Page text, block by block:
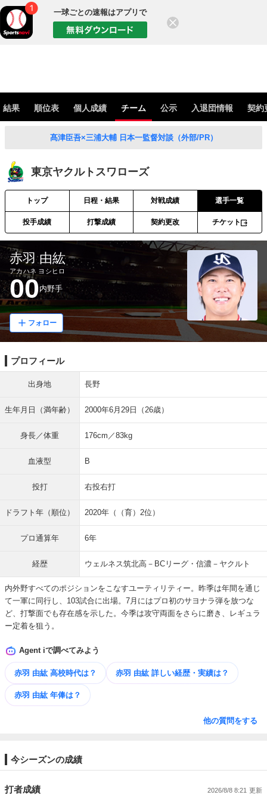
一球ごとの速報はアプリで
結果 順位表 個人成績 チーム 公示 入退団情報 契約
髙津臣吾×三浦大輔 日本一監督対談（外部/PR）
東京ヤクルトスワローズ
トップ 日程・結果 対戦成績 選手一覧
投手成績 打撃成績 契約更改 チケット
赤羽 由紘
アカハネ ヨシヒロ
00内野手
フォロー
プロフィール
出身地 長野
生年月日（満年齢） 2000年6月29日（26歳）
身長／体重 176cm／83kg
血液型 B
投打 右投右打
ドラフト年（順位） 2020年（（育）2位）
プロ通算年 6年
経歴 ウェルネス筑北高－BCリーグ・信濃－ヤクルト
内外野すべてのポジションをこなすユーティリティー。昨季は年間を通じ
て一軍に同行し、103試合に出場。7月にはプロ初のサヨナラ弾を放つな
ど、打撃面でも存在感を示した。今季は攻守両面をさらに磨き、レギュラ
ー定着を狙う。
Agent iで調べてみよう
赤羽 由紘 高校時代は？ 赤羽 由紘 詳しい​経歴・​実績は？
赤羽 由紘 年俸は？
他の質問をする
今シーズンの成績
打者成績 2026/8/8 8:21